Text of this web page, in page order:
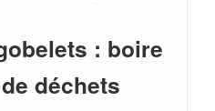
: boire
déchets